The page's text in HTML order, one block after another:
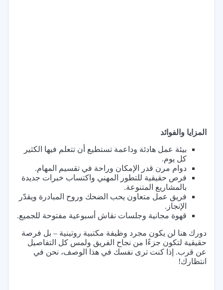
المزايا والفوائد
بيئة عمل هادئة وداعمة تستطيع أن تتعلم فيها الكثير
كل يوم.
دوام مرن قدر الإمكان وراحة في تقسيم المهام.
فرص حقيقية للتطور المهني واكتساب خبرات جديدة
بالمشاريع المتنوعة.
فريق عمل متعاون يحب الضحك وروح المبادرة ويقدّر
الإنجاز.
قهوة مجانية وجلسات نقاش أسبوعية مفتوحة للجميع.
دورك هنا لن يكون مجرد وظيفة مكتبية روتينية – بل فرصة
حقيقية لتكون جزءًا من نجاح الفريق ولمس كل التفاصيل
عن قرب. إذا كنت ترى نفسك في هذا الوصف، نحن في
انتظارك!